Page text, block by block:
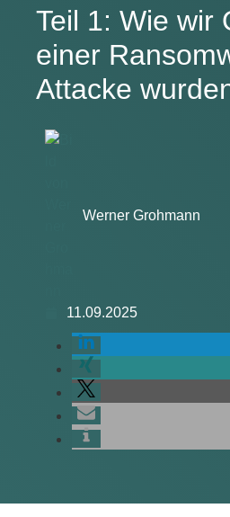
Teil 1: Wie wir
einer
Attacke
Werner Grohmann
11.09.2025